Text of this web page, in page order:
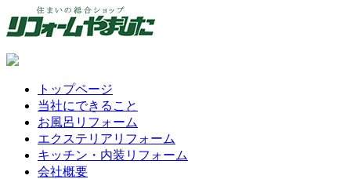
トップページ
当社にできること
お風呂リフォーム
エクステリアリフォーム
キッチン・内装リフォーム
会社概要